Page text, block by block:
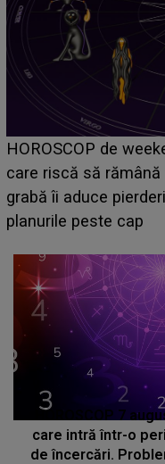
Emanuel a ținut
acum! În fața
face o
sa: "I-am spus și ei în
HOROSCOP 7
care intră într-o
de încercări.